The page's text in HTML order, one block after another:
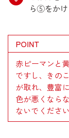
ら⑤をかけ
POINT
赤ピーマンと
ですし、きの
が取れ、豊富
色が悪くなら
ないでください